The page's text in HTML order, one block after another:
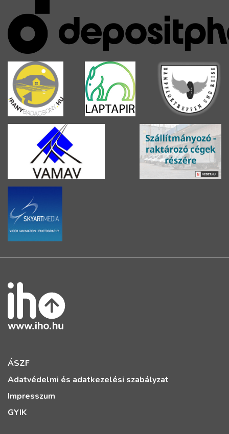
ÁSZF
Adatvédelmi és adatkezelési szabályzat
Impresszum
GYIK